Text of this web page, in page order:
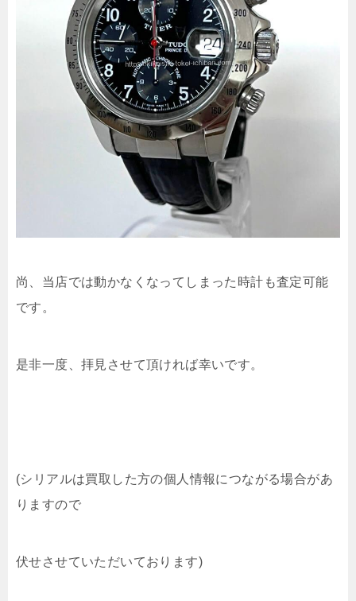
尚、当店では動かなくなってしまった時計も査定可能
です。
是非一度、拝見させて頂ければ幸いです。
(シリアルは買取した方の個人情報につながる場合があ
りますので
伏せさせていただいております)